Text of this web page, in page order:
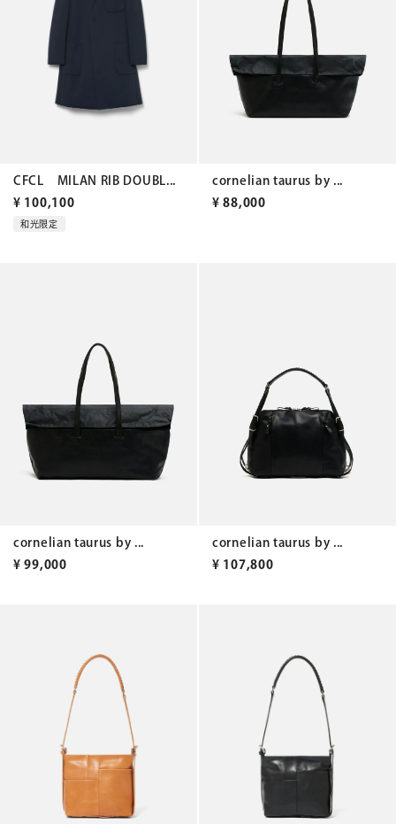
CFCL MILAN RIB DOUBL...
¥ 100,100
和光限定
cornelian taurus by ...
¥ 88,000
cornelian taurus by ...
¥ 99,000
cornelian taurus by ...
¥ 107,800